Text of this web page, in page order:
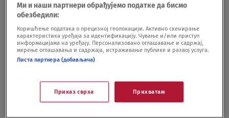
Objavljen zvanični trejler za osmi deo
"Nemoguće misije": Otkriveno i kada će
film biti prikazan VIDEO
FILM13.11.24.
tamo i ubiti moj lik": Čuveni glumac otkrio
zašto se povukao iz franšize "Nemoguća
Ми и наши партнери обрађујемо податке да бисмо
обезбедили:
Коришћење података о прецизној геолокацији. Активно скенирање
карактеристика уређаја за идентификацију. Чување и/или приступ
информацијама на уређају. Персонализовано оглашавање и садржај,
мерење оглашавања и садржаја, истраживање публике и развој услуга.
Листа партнера (добављача)
Приказ сврха Прихватам